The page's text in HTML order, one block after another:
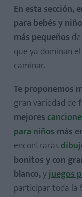
Canción de las
Canciones para
Canciones en
Mozart para bebés
Canciones de
Villancicos
Cómo dibujar un
Cómo dibujar un
Dibujos de
En esta sección,
para bebés y
más pequeños
que ya dominan
caminar.
Te proponemos
gran variedad de
mejores
para niñosmás
encontrarás
bonitos y con
blanco,yjuegos
participar toda la